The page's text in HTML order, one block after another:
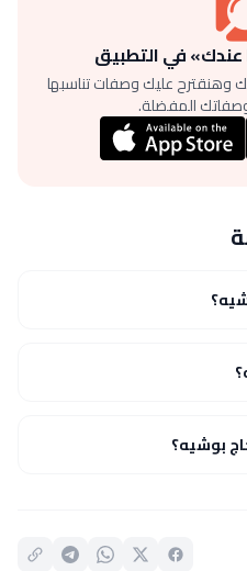
عندك» في التطبيق
وهنقترح عليك وصفات تناسبها
المفضلة.
بوشيه؟